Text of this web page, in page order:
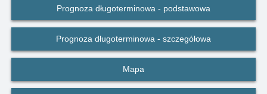
Prognoza długoterminowa - podstawowa
Prognoza długoterminowa - szczegółowa
Mapa